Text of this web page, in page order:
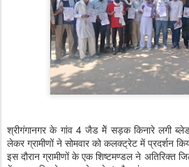
श्रीगंगानगर के गांव 4 जैड मेें सड़क किनारे लगी ब्लेड
लेकर ग्रामीणों ने सोमवार को कलक्ट्रेट में प्रदर्शन
इस दौरान ग्रामीणों के एक शिष्टमण्डल ने अतिरिक्त